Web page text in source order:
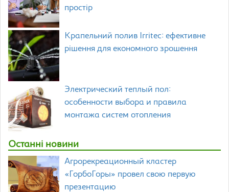
простір
Крапельний полив Irritec: ефективне
рішення для економного зрошення
Электрический теплый пол:
особенности выбора и правила
монтажа систем отопления
Останні новини
Агрорекреационный кластер
«ГорбоГоры» провел свою первую
презентацию